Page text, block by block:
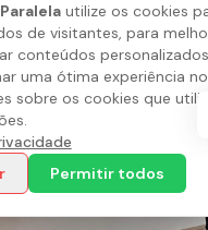
utilize os cookies
de visitantes, para
conteúdos
uma ótima experiência
sobre os cookies que
Permitir todos
Velmond
PisoL1
3360-6427
Saiba mais